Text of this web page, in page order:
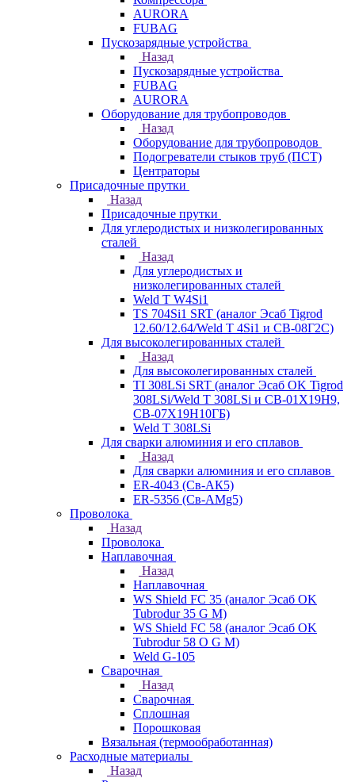
AURORA
FUBAG
Пускозарядные устройства
Назад
Пускозарядные устройства
FUBAG
AURORA
Оборудование для трубопроводов
Назад
Оборудование для трубопроводов
Подогреватели стыков труб (ПСТ)
Центраторы
Присадочные прутки
Назад
Присадочные прутки
Для углеродистых и низколегированных
сталей
Назад
Для углеродистых и
низколегированных сталей
Weld T W4Si1
TS 704Si1 SRT (аналог Эсаб Tigrod
12.60/12.64/Weld T 4Si1 и СВ-08Г2С)
Для высоколегированных сталей
Назад
Для высоколегированных сталей
TI 308LSi SRT (аналог Эсаб OK Tigrod
308LSi/Weld T 308LSi и СВ-01Х19Н9,
СВ-07Х19Н10ГБ)
Weld T 308LSi
Для сварки алюминия и его сплавов
Назад
Для сварки алюминия и его сплавов
ER-4043 (Св-АК5)
ER-5356 (Св-АМg5)
Проволока
Назад
Проволока
Наплавочная
Назад
Наплавочная
WS Shield FC 35 (аналог Эсаб OK
Tubrodur 35 G M)
WS Shield FC 58 (аналог Эсаб OK
Tubrodur 58 O G M)
Weld G-105
Сварочная
Назад
Сварочная
Сплошная
Порошковая
Вязальная (термообработанная)
Расходные материалы
Назад